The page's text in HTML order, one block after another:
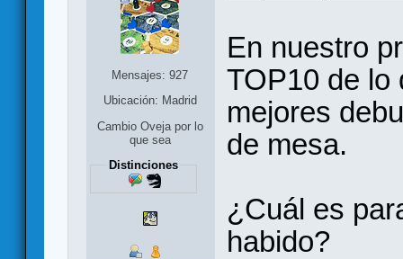
Mensajes: 927
Ubicación: Madrid
Cambio Oveja por lo
que sea
Distinciones
En nuestro
TOP10 de lo
mejores
de mesa.
¿Cuál es
habido?